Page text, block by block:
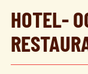
HOTEL-